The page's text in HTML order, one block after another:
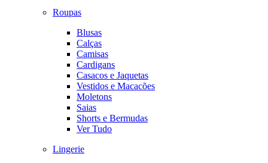
Roupas
Blusas
Calças
Camisas
Cardigans
Casacos e Jaquetas
Vestidos e Macacões
Moletons
Saias
Shorts e Bermudas
Ver Tudo
Lingerie